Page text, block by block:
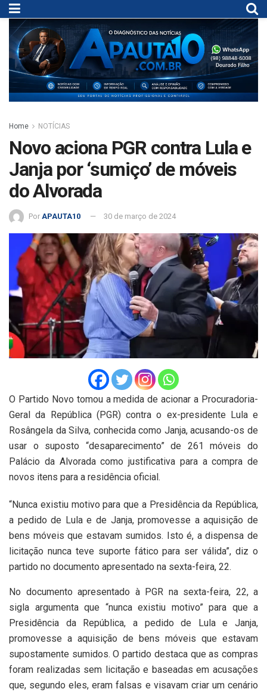
Home NOTÍCIAS
Novo aciona PGR contra Lula e
Janja por ‘sumiço’ de móveis
do Alvorada
Por APAUTA10 30 de março de 2024
O Partido Novo tomou a medida de acionar a Procuradoria-
Geral da República (PGR) contra o ex-presidente Lula e
Rosângela da Silva, conhecida como Janja, acusando-os de
usar o suposto “desaparecimento” de 261 móveis do
Palácio da Alvorada como justificativa para a compra de
novos itens para a residência oficial.
“Nunca existiu motivo para que a Presidência da República,
a pedido de Lula e de Janja, promovesse a aquisição de
bens móveis que estavam sumidos. Isto é, a dispensa de
licitação nunca teve suporte fático para ser válida”, diz o
partido no documento apresentado na sexta-feira, 22.
No documento apresentado à PGR na sexta-feira, 22, a
sigla argumenta que “nunca existiu motivo” para que a
Presidência da República, a pedido de Lula e Janja,
promovesse a aquisição de bens móveis que estavam
supostamente sumidos. O partido destaca que as compras
foram realizadas sem licitação e baseadas em acusações
que, segundo eles, eram falsas e visavam criar um cenário